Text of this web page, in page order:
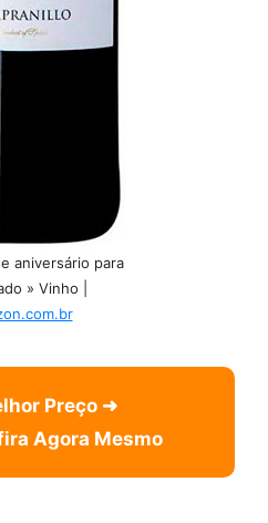
aniversário para
» Vinho |
Preço ➜
Agora Mesmo